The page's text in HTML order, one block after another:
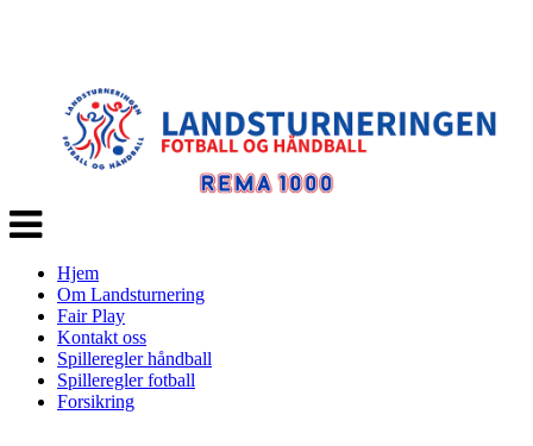
Veksle
navigasjon
Hjem
Om Landsturnering
Fair Play
Kontakt oss
Spilleregler håndball
Spilleregler fotball
Forsikring